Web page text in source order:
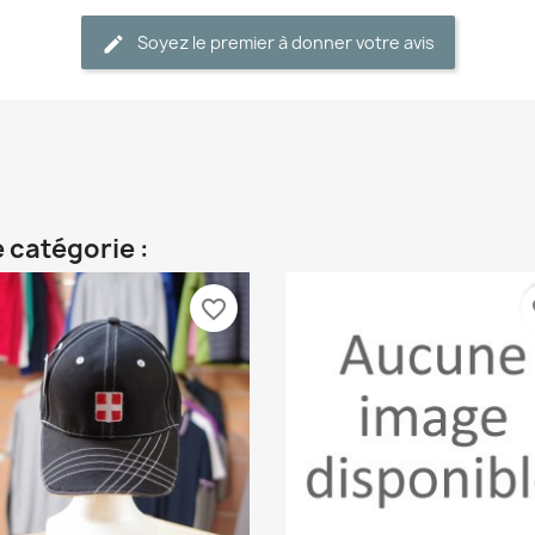
Soyez le premier à donner votre avis
catégorie :
favorite_border